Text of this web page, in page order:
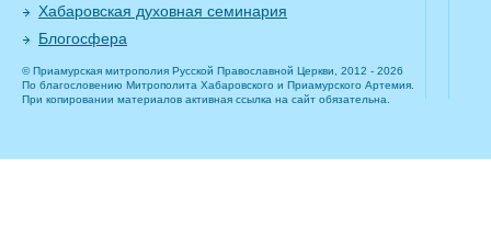
Хабаровская духовная семинария
Блогосфера
© Приамурская митрополия Русской Православной Церкви, 2012 - 2026
По благословению Митрополита Хабаровского и Приамурского Артемия.
При копировании материалов активная ссылка на сайт обязательна.